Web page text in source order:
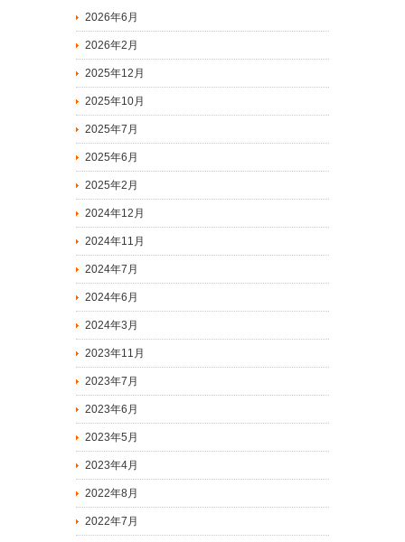
2026年6月
2026年2月
2025年12月
2025年10月
2025年7月
2025年6月
2025年2月
2024年12月
2024年11月
2024年7月
2024年6月
2024年3月
2023年11月
2023年7月
2023年6月
2023年5月
2023年4月
2022年8月
2022年7月